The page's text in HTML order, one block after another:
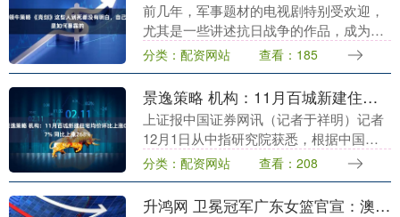
前几年，军事题材的电视剧特别受欢迎，
尤其是一些讲述抗日战争的作品，成为了
经典之作。其中，老版《亮剑》尤为突
出，受到了观众的热烈好评。剧中的主角
李云龙，以狭路相逢....
分类：配资网站 查看：185
景逸策略 机构：11月百城新建住宅均价环比上涨037% 同比上涨268%
上证报中国证券网讯（记者于祥明）记者
12月1日从中指研究院获悉，根据中国房
地产指数系统百城价格指数对全国100个
城市新建、二手住宅销售市场及50个城市
租赁市场的....
分类：配资网站 查看：208
升鸿网 卫冕冠军广东女篮官宣：澳大利亚冠军控卫里德加盟 组3外援阵容